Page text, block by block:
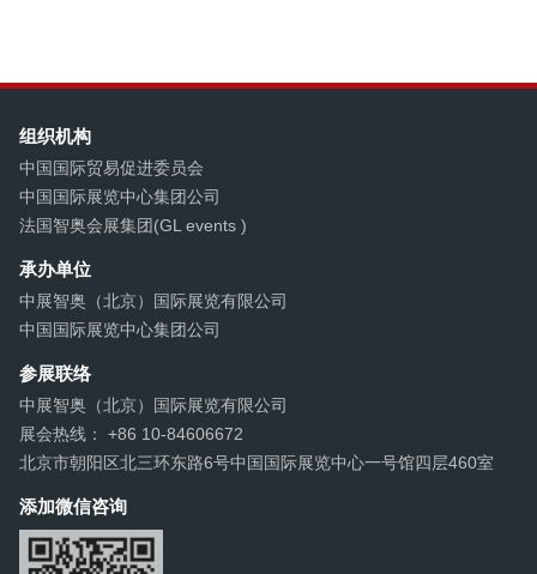
组织机构
中国国际贸易促进委员会
中国国际展览中心集团公司
法国智奥会展集团(GL events )
承办单位
中展智奥（北京）国际展览有限公司
中国国际展览中心集团公司
参展联络
中展智奥（北京）国际展览有限公司
展会热线： +86 10-84606672
北京市朝阳区北三环东路6号中国国际展览中心一号馆四层460室
添加微信咨询